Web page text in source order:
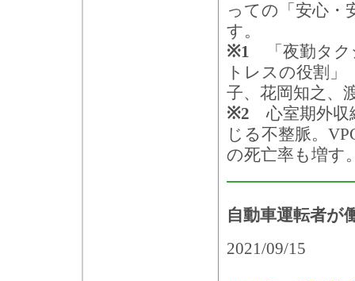
っての「安心・
す。
※1 「夜勤タク
トレスの役割」
子、花岡知之、
※2 心室期外収
じる不整脈。
の死亡率も増す
自動車運転者が
2021/09/15